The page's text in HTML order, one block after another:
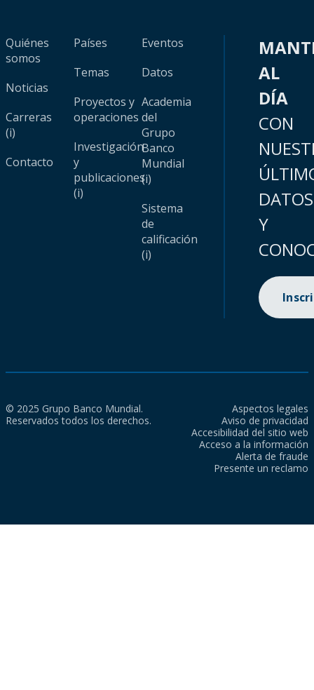
Quiénes
somos
Noticias
Carreras
(i)
Contacto
Países
Temas
Proyectos y
operaciones
Investigación
y
publicaciones
(i)
Eventos
Datos
Academia
del
Grupo
Banco
Mundial
(i)
Sistema
de
calificación
(i)
AL
DÍA
CON
DATOS
Y
© 2025 Grupo Banco Mundial.
Reservados todos los derechos.
Aspectos legales
Aviso de privacidad
Accesibilidad del sitio web
Acceso a la información
Alerta de fraude
Presente un reclamo